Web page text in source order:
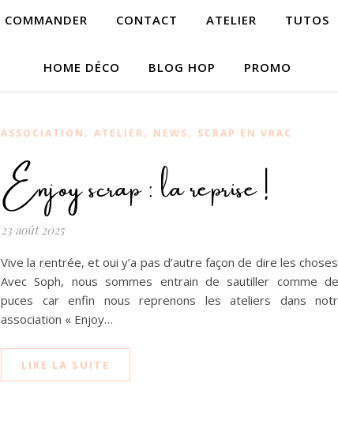
COMMANDER CONTACT ATELIER TUTOS
HOME DÉCO BLOG HOP PROMO
ASSOCIATION , ATELIER, NEWS, SCRAP EN VRAC
Enjoy scrap : la reprise !
23 août 2025
Vive la rentrée, et oui y’a pas d’autre façon de dire les
Avec Soph, nous sommes entrain de sautiller comme
puces car enfin nous reprenons les ateliers dans
association « Enjoy…
LIRE LA SUITE